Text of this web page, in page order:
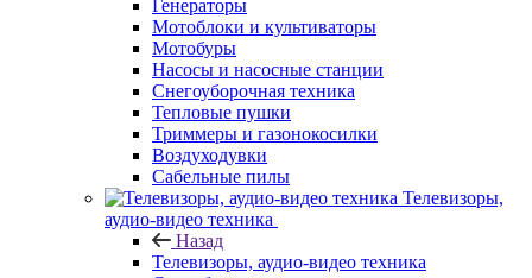
Генераторы
Мотоблоки и культиваторы
Мотобуры
Насосы и насосные станции
Снегоуборочная техника
Тепловые пушки
Триммеры и газонокосилки
Воздуходувки
Сабельные пилы
Телевизоры,
аудио-видео техника
Назад
Телевизоры, аудио-видео техника